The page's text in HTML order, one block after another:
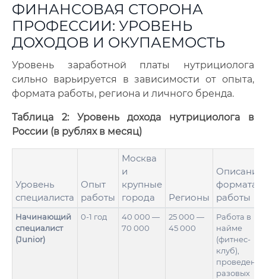
ФИНАНСОВАЯ СТОРОНА
ПРОФЕССИИ: УРОВЕНЬ
ДОХОДОВ И ОКУПАЕМОСТЬ
Уровень заработной платы нутрициолога
сильно варьируется в зависимости от опыта,
формата работы, региона и личного бренда.
Таблица 2: Уровень дохода нутрициолога в
России (в рублях в месяц)
Уровень
специалиста
Опыт
работы
Москва
и
крупные
города
Регионы
Описание
формата
работы
Начинающий
специалист
(Junior)
0-1 год
40 000 —
70 000
25 000 —
45 000
Работа в
найме
(фитнес-
клуб),
проведение
разовых